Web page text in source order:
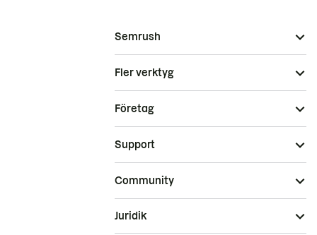
Semrush
Fler verktyg
Företag
Support
Community
Juridik